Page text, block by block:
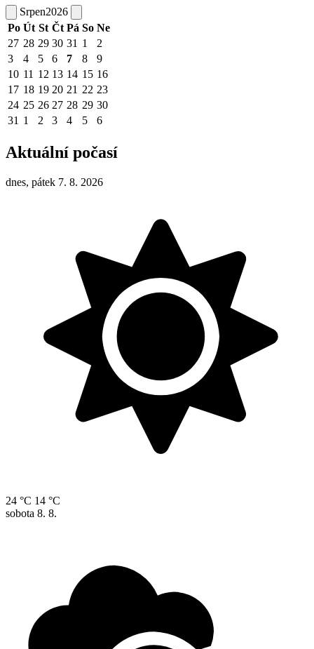
Srpen2026
Po Út St Čt Pá So Ne
27 28 29 30 31 1
2
3
4 5 6 7 8
9
10 11 12 13 14 15 16
17 18 19 20 21 22 23
24 25 26 27 28 29 30
31 1 2 3 4 5 6
Aktuální počasí
dnes, pátek 7. 8. 2026
24 °C 14 °C
sobota 8. 8.